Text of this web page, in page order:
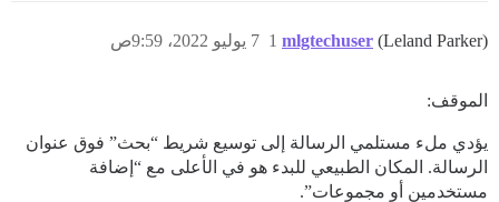
mlgtechuser (Leland Parker) 7 يوليو 2022، 9:59ص 1
الموقف:
يؤدي ملء مستلمي الرسالة إلى توسيع شريط “بحث” فوق عنوان
الرسالة. المكان الطبيعي للبدء هو في الأعلى مع “إضافة
مستخدمين أو مجموعات”.